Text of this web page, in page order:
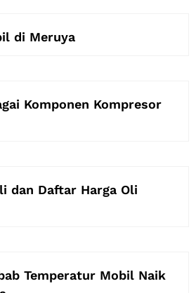
di Meruya
Komponen Kompresor
dan Daftar Harga Oli
Temperatur Mobil Naik